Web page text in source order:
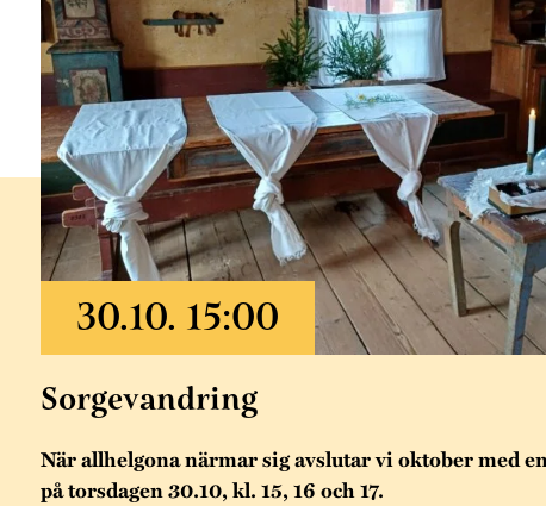
Sorgevandring
När allhelgona närmar sig avslutar vi oktober med
på torsdagen 30.10, kl. 15, 16 och 17.